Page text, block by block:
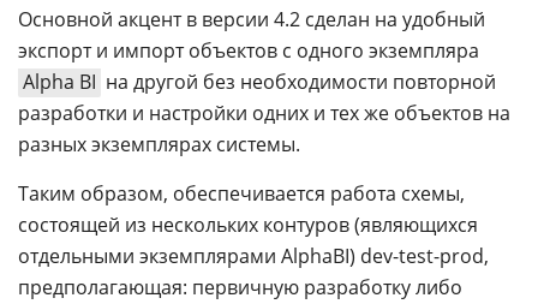
Вакансии
Контакты
Rutube
Основной акцент в версии 4.2 сделан на удобный
экспорт и импорт объектов с одного экземпляра
Alpha BI на другой без необходимости повторной
разработки и настройки одних и тех же объектов на
разных экземплярах системы.
Таким образом, обеспечивается работа схемы,
состоящей из нескольких контуров (являющихся
отдельными экземплярами AlphaBI) dev-test-prod,
предполагающая: первичную разработку либо